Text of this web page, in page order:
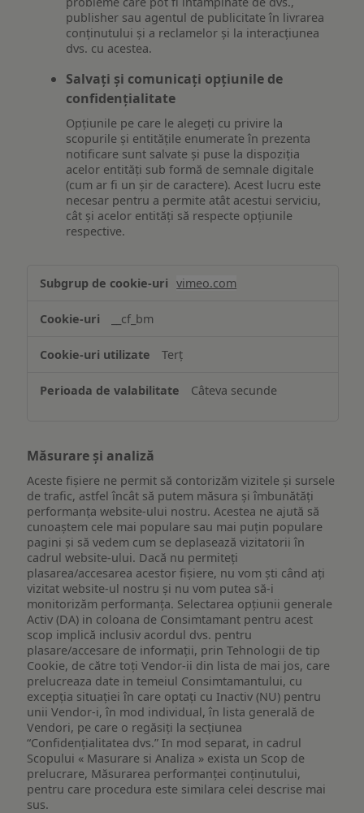
publisher sau agentul de publicitate în livrarea
conținutului și a reclamelor și la interacțiunea
dvs. cu acestea.
Salvați și comunicați opțiunile de
confidențialitate
Opțiunile pe care le alegeți cu privire la
scopurile și entitățile enumerate în prezenta
notificare sunt salvate și puse la dispoziția
acelor entități sub formă de semnale digitale
(cum ar fi un șir de caractere). Acest lucru este
necesar pentru a permite atât acestui serviciu,
cât și acelor entități să respecte opțiunile
respective.
Asigurarea
funcționalităților
website-
ului
vimeo.com
__cf_bm
Terț
Câteva secunde
Măsurare și analiză
Aceste fișiere ne permit să contorizăm vizitele și sursele
de trafic, astfel încât să putem măsura și îmbunătăți
performanța website-ului nostru. Acestea ne ajută să
cunoaștem cele mai populare sau mai puțin populare
pagini și să vedem cum se deplasează vizitatorii în
cadrul website-ului. Dacă nu permiteți
plasarea/accesarea acestor fișiere, nu vom ști când ați
vizitat website-ul nostru și nu vom putea să-i
monitorizăm performanța. Selectarea opțiunii generale
Activ (DA) in coloana de Consimtamant pentru acest
scop implică inclusiv acordul dvs. pentru
plasare/accesare de informații, prin Tehnologii de tip
Cookie, de către toți Vendor-ii din lista de mai jos, care
prelucreaza date in temeiul Consimtamantului, cu
excepția situației în care optați cu Inactiv (NU) pentru
unii Vendor-i, în mod individual, în lista generală de
Vendori, pe care o regăsiți la secțiunea
“Confidențialitatea dvs.” In mod separat, in cadrul
Scopului « Masurare si Analiza » exista un Scop de
prelucrare, Măsurarea performanței conținutului,
pentru care procedura este similara celei descrise mai
sus.